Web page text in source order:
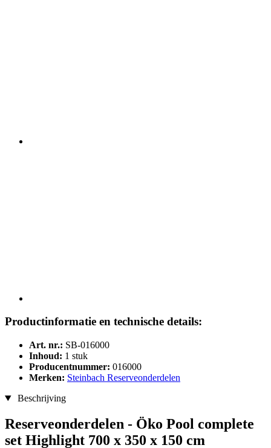
Productinformatie en technische details:
Art. nr.: SB-016000
Inhoud: 1 stuk
Producentnummer: 016000
Merken: Steinbach Reserveonderdelen
Beschrijving
Reserveonderdelen - Öko Pool complete
set Highlight 700 x 350 x 150 cm